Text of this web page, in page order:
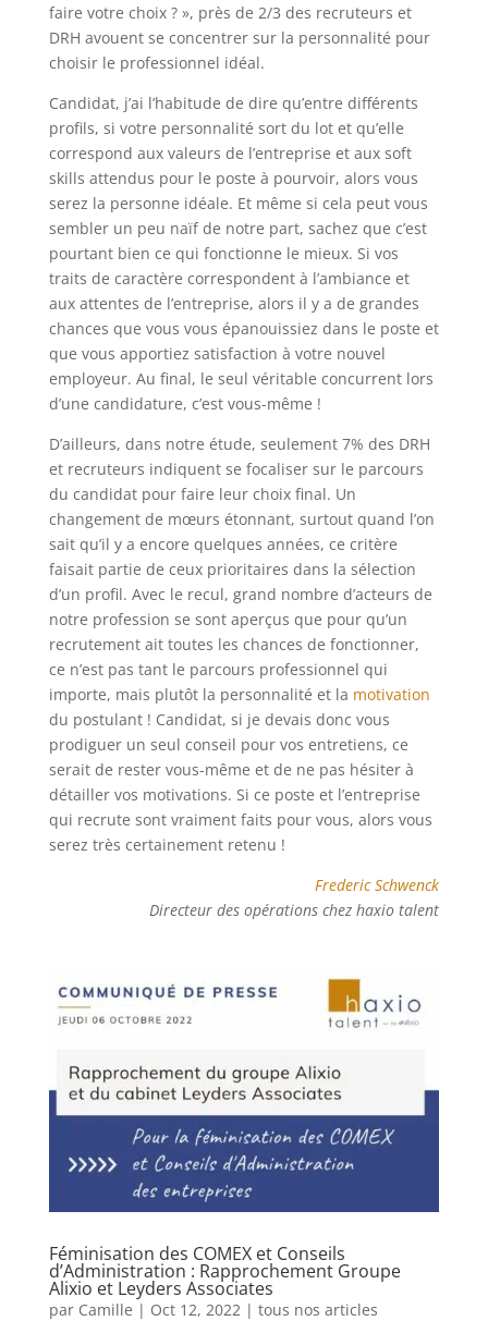
faire votre choix ? », près de 2/3 des recruteurs et
DRH avouent se concentrer sur la personnalité pour
choisir le professionnel idéal.
Candidat, j’ai l’habitude de dire qu’entre différents
profils, si votre personnalité sort du lot et qu’elle
correspond aux valeurs de l’entreprise et aux soft
skills attendus pour le poste à pourvoir, alors vous
serez la personne idéale. Et même si cela peut vous
sembler un peu naïf de notre part, sachez que c’est
pourtant bien ce qui fonctionne le mieux. Si vos
traits de caractère correspondent à l’ambiance et
aux attentes de l’entreprise, alors il y a de grandes
chances que vous vous épanouissiez dans le poste et
que vous apportiez satisfaction à votre nouvel
employeur. Au final, le seul véritable concurrent lors
d’une candidature, c’est vous-même !
D’ailleurs, dans notre étude, seulement 7% des DRH
et recruteurs indiquent se focaliser sur le parcours
du candidat pour faire leur choix final. Un
changement de mœurs étonnant, surtout quand l’on
sait qu’il y a encore quelques années, ce critère
faisait partie de ceux prioritaires dans la sélection
d’un profil. Avec le recul, grand nombre d’acteurs de
notre profession se sont aperçus que pour qu’un
recrutement ait toutes les chances de fonctionner,
ce n’est pas tant le parcours professionnel qui
importe, mais plutôt la personnalité et la motivation
du postulant ! Candidat, si je devais donc vous
prodiguer un seul conseil pour vos entretiens, ce
serait de rester vous-même et de ne pas hésiter à
détailler vos motivations. Si ce poste et l’entreprise
qui recrute sont vraiment faits pour vous, alors vous
serez très certainement retenu !
Frederic Schwenck
Directeur des opérations chez haxio talent
Féminisation des COMEX et Conseils
d’Administration : Rapprochement Groupe
Alixio et Leyders Associates
par Camille | Oct 12, 2022| tous nos articles